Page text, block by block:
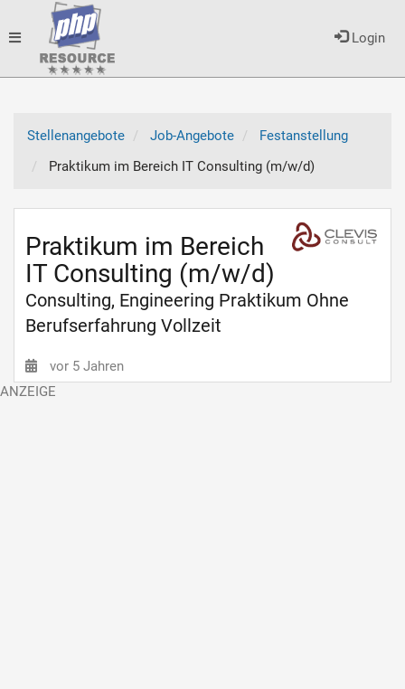
Login
Toggle
Stellenangebote
Job-Angebote
Festanstellung
Praktikum im Bereich IT Consulting (m/w/d)
Praktikum im Bereich
IT Consulting (m/w/d)
Consulting, Engineering Praktikum Ohne
Berufserfahrung Vollzeit
vor 5 Jahren